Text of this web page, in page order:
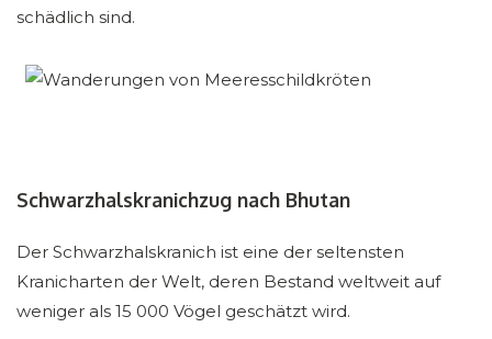
schädlich sind.
Schwarzhalskranichzug nach Bhutan
Der Schwarzhalskranich ist eine der seltensten
Kranicharten der Welt, deren Bestand weltweit auf
weniger als 15 000 Vögel geschätzt wird.